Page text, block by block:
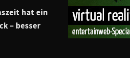
hat ein
– besser